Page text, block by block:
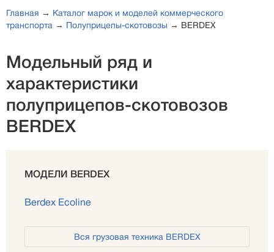
Главная → Каталог марок и моделей коммерческого
транспорта → Полуприцепы-скотовозы → BERDEX
Модельный ряд и
характеристики
полуприцепов-скотовозов
BERDEX
МОДЕЛИ BERDEX
Berdex Ecoline
Вся грузовая техника BERDEX